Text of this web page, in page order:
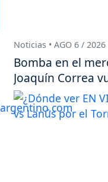
Noticias • AGO 6 / 2026
Bomba en el
Joaquín Correa